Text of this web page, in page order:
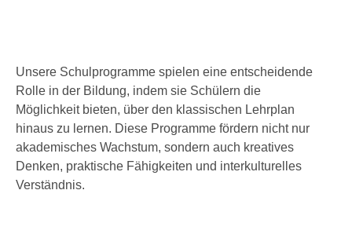
Unsere Schulprogramme spielen eine entscheidende
Rolle in der Bildung, indem sie Schülern die
Möglichkeit bieten, über den klassischen Lehrplan
hinaus zu lernen. Diese Programme fördern nicht nur
akademisches Wachstum, sondern auch kreatives
Denken, praktische Fähigkeiten und interkulturelles
Verständnis.